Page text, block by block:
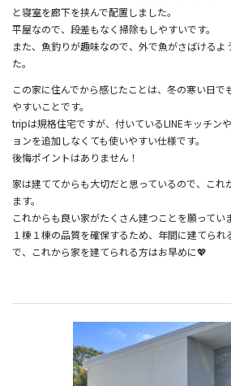
と寝室を廊下を挟んで配置しました。
平屋なので、段差もなく掃除もしやすいです。
また、魚釣りが趣味なので、外で魚がさばけるよ
た。
この家に住んでから感じたことは、冬の寒い日で
やすいことです。
tripは規格住宅ですが、付いているLINEキッチン
ョンを追加しなくても使いやすい仕様です。
後悔ポイントはありません！
家は建ててからも大切だと思っているので、これ
ます。
これからも良い家がたくさん建つことを願ってい
１棟１棟の品質を確保するため、年間に建てら
で、これから家を建てられる方はお早めに💖